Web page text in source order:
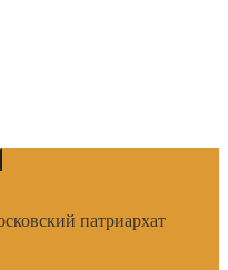
патриархат